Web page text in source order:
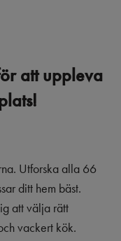
att uppleva
Utforska alla 66
ditt hem bäst.
att välja rätt
vackert kök.